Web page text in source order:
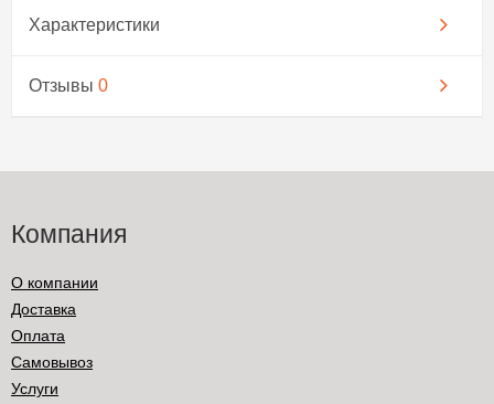
Характеристики
Отзывы 0
Компания
О компании
Доставка
Оплата
Самовывоз
Услуги